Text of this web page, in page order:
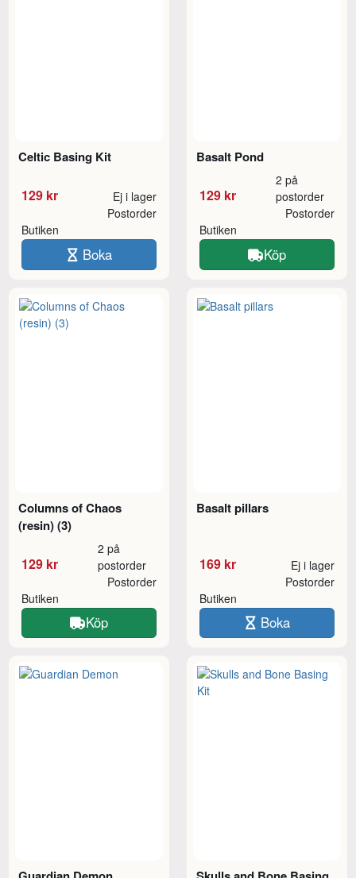
Celtic Basing Kit
129 kr Ej i lager
Butiken
Postorder
Boka
Basalt Pond
129 kr
2 på
postorder
Butiken
Postorder
Köp
Columns of Chaos
(resin) (3)
129 kr
2 på
postorder
Butiken
Postorder
Köp
Basalt pillars
169 kr Ej i lager
Butiken
Postorder
Boka